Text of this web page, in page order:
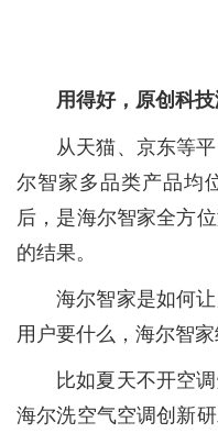
用得好，原创科
从天猫、京东等
尔智家多品类产品均
后，是海尔智家全方
的结果。
海尔智家是如何
用户要什么，海尔智家
比如夏天不开空
海尔洗空气空调创新